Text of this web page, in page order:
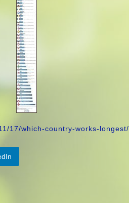
17/which-country-works-longest/